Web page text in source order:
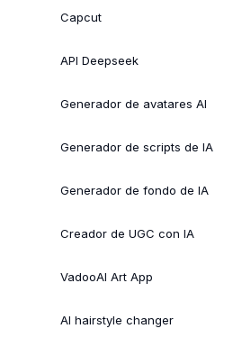
Capcut
API Deepseek
Generador de avatares AI
Generador de scripts de IA
Generador de fondo de IA
Creador de UGC con IA
VadooAI Art App
AI hairstyle changer